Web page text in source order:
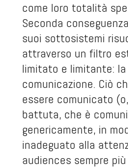
come loro totalità
Seconda
suoi sottosistemi
attraverso un filtro
limitato e limitante: la
comunicazione. Ciò
essere comunicato
battuta, che è
genericamente, in
inadeguato alla
audiences sempre